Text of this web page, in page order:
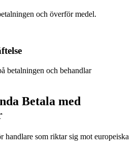
och överför medel.
betalningen och behandlar
Betala med
handlare som riktar sig mot europeiska